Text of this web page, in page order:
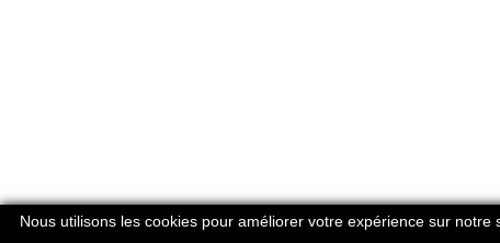
Nous utilisons les cookies pour améliorer votre expérience sur